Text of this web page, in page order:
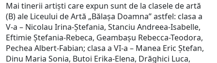
Mai tinerii artiști care expun sunt de la clasele de artă
(B) ale Liceului de Artă „Bălașa Doamna” astfel: clasa a
V-a – Nicolau Irina-Ștefania, Stanciu Andreea-Isabelle,
Eftimie Ștefania-Rebeca, Geambașu Rebecca-Teodora,
Pechea Albert-Fabian; clasa a VI-a – Manea Eric Ștefan,
Dinu Maria Sonia, Butoi Erika-Elena, Drăghici Luca,